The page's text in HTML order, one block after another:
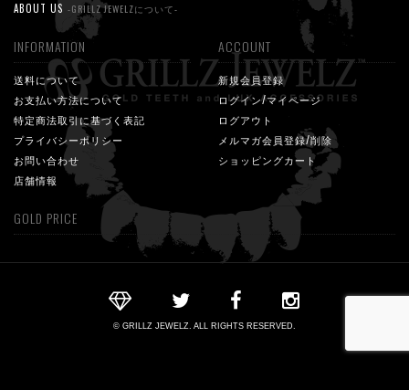
ABOUT US -GRILLZ JEWELZについて-
INFORMATION
送料について
お支払い方法について
特定商法取引に基づく表記
プライバシーポリシー
お問い合わせ
店舗情報
ACCOUNT
新規会員登録
ログイン/マイページ
ログアウト
メルマガ会員登録/削除
ショッピングカート
GOLD PRICE
© GRILLZ JEWELZ. ALL RIGHTS RESERVED.